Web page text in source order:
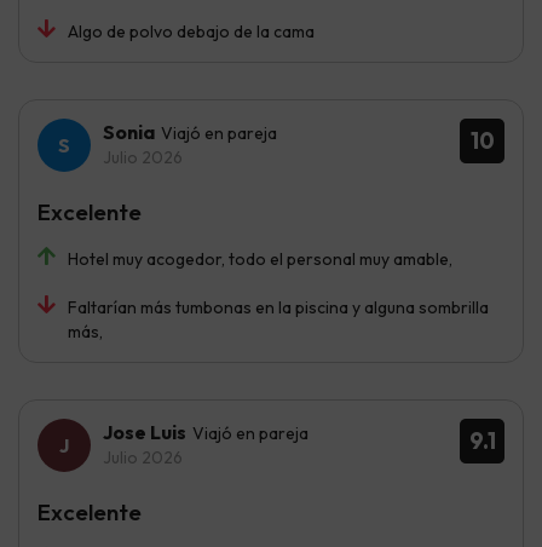
Algo de polvo debajo de la cama
10
Sonia Viajó en pareja
Julio 2026
Hotel muy acogedor, todo el personal muy amable,
Faltarían más tumbonas en la piscina y alguna sombrilla
más,
Excelente
9.1
Jose Luis Viajó en pareja
Julio 2026
Excelente